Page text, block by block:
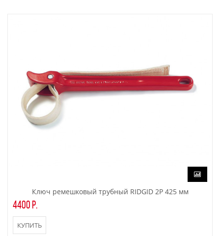
Ключ ремешковый трубный RIDGID 2P 425 мм
4400 р.
КУПИТЬ